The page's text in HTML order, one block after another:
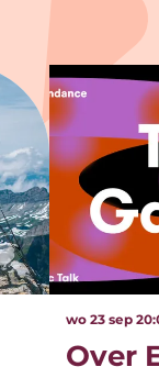
Over
wo 23 sep